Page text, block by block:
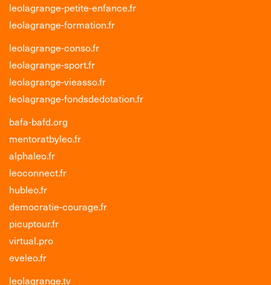
leolagrange-petite-enfance.fr
leolagrange-formation.fr
leolagrange-conso.fr
leolagrange-sport.fr
leolagrange-vieasso.fr
leolagrange-fondsdedotation.fr
bafa-bafd.org
mentoratbyleo.fr
alphaleo.fr
leoconnect.fr
hubleo.fr
democratie-courage.fr
picuptour.fr
virtual.pro
eveleo.fr
leolagrange.tv